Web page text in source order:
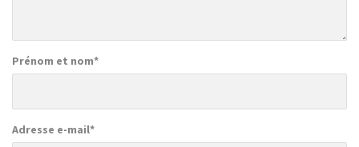
Prénom et nom*
Adresse e-mail*